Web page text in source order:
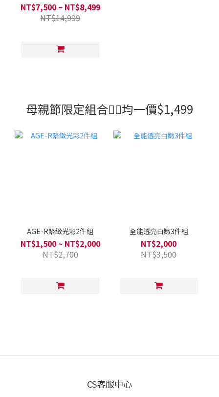
NT$7,500 ~ NT$8,499
NT$14,999
母親節限定組合❤️‍🔥均一價$1,499
AGE-R緊緻光彩2件組
NT$1,500 ~ NT$2,000
NT$2,700
全能透亮白嫩3件組
NT$2,000
NT$3,500
CS客服中心